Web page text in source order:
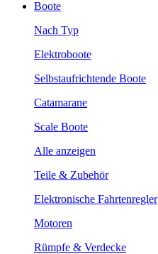
Boote
Nach Typ
Elektroboote
Selbstaufrichtende Boote
Catamarane
Scale Boote
Alle anzeigen
Teile & Zubehör
Elektronische Fahrtenregler
Motoren
Rümpfe & Verdecke